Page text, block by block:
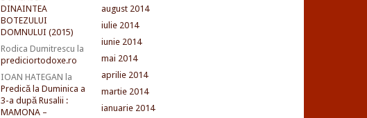
DINAINTEA
BOTEZULUI
DOMNULUI (2015)
Rodica Dumitrescu la
prediciortodoxe.ro
IOAN HATEGAN la
Predică la Duminica a
3-a după Rusalii :
MAMONA –
august 2014
iulie 2014
iunie 2014
mai 2014
aprilie 2014
martie 2014
ianuarie 2014